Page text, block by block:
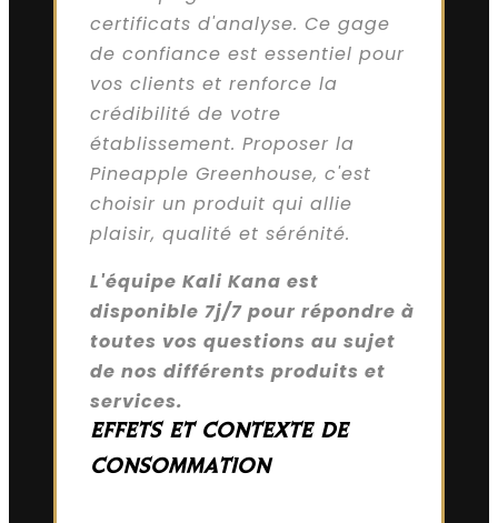
certificats d'analyse. Ce gage
de confiance est essentiel pour
vos clients et renforce la
crédibilité de votre
établissement. Proposer la
Pineapple Greenhouse, c'est
choisir un produit qui allie
plaisir, qualité et sérénité.
L'équipe Kali Kana est
disponible 7j/7 pour répondre à
toutes vos questions au sujet
de nos différents produits et
services.
EFFETS ET CONTEXTE DE
CONSOMMATION